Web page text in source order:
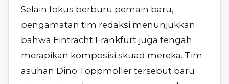
Selain fokus berburu pemain baru,
pengamatan tim redaksi menunjukkan
bahwa Eintracht Frankfurt juga tengah
merapikan komposisi skuad mereka. Tim
asuhan Dino Toppmöller tersebut baru